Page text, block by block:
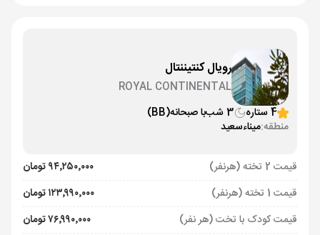
رویال کنتیننتال
ROYAL CONTINENTAL
4 ستاره
3 شب با صبحانه(BB)
منطقه:میناءسعید
قیمت 2 تخته (هرنفر)
۹۴٬۲۵۰٬۰۰۰ تومان
قیمت 1 تخته (هرنفر)
۱۲۳٬۹۹۰٬۰۰۰ تومان
قیمت کودک با تخت (هر نفر)
۷۶٬۹۹۰٬۰۰۰ تومان